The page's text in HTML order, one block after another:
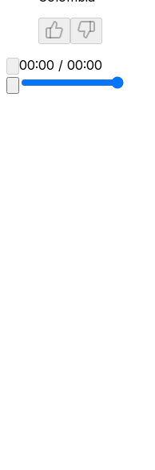
00:00 / 00:00